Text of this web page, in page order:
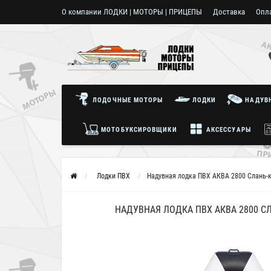
О компании ЛОДКИ | МОТОРЫ | ПРИЦЕПЫ Доставка
ЛОДОЧНЫЕ МОТОРЫ ЛОДКИ
МОТОБУКСИРОВЩИКИ АКСЕССУАРЫ
Лодки ПВХ Надувная лодка ПВХ АКВА 2800 Слань-
НАДУВНАЯ ЛОДКА ПВХ АКВА 2800